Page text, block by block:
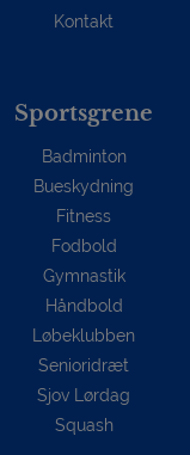
Kontakt
Sportsgrene
Badminton
Bueskydning
Fitness
Fodbold
Gymnastik
Håndbold
Løbeklubben
Senioridræt
Sjov Lørdag
Squash